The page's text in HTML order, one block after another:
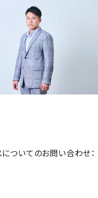
ついてのお問い合わせ：